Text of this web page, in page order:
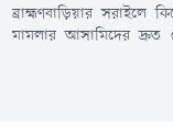
ব্রাহ্মণবাড়িয়ার সরাইলে
মামলার আসামিদের দ্রুত